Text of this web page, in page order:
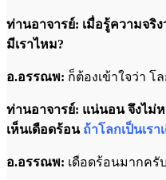
ท่านอาจารย์: เมื่อรู้ความจริง
มีเราไหม?
อ.อรรณพ: ก็ต้องเข้าใจว่า โ
ท่านอาจารย์: แน่นอน จึงไม่
เห็นเดือดร้อน ถ้าโลกเป็นเร
อ.อรรณพ: เดือดร้อนมากครับ